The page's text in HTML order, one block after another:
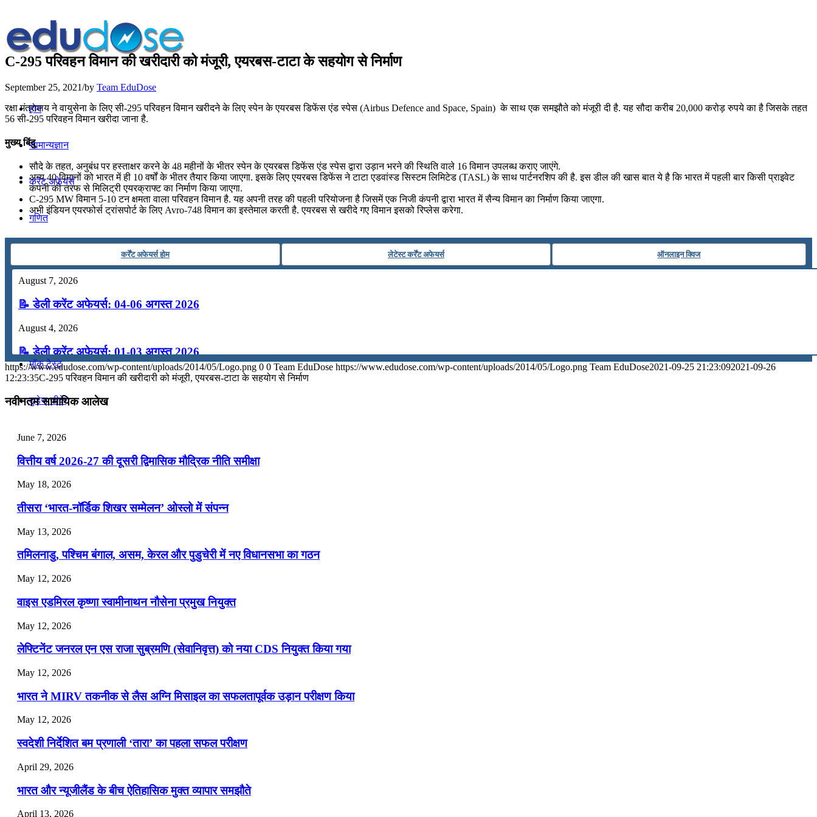
होम
सामान्यज्ञान
करेंट अफेयर्स
गणित
अंग्रेजी
मॉक टेस्ट
टुडेज जीके
Menu Menu
C-295 परिवहन विमान की खरीदारी को मंजूरी, एयरबस-टाटा के सहयोग से निर्माण
September 25, 2021/by Team EduDose
रक्षा मंत्रालय ने वायुसेना के लिए सी-295 परिवहन विमान खरीदने के लिए स्पेन के एयरबस डिफेंस एंड स्पेस (Airbus Defence and Space, Spain) के साथ एक समझौते को मंजूरी दी है. यह सौदा करीब 20,000 करोड़ रुपये का है जिसके तहत
56 सी-295 परिवहन विमान खरीदा जाना है.
मुख्य बिंदु
सौदे के तहत, अनुबंध पर हस्ताक्षर करने के 48 महीनों के भीतर स्पेन के एयरबस डिफेंस एंड स्पेस द्वारा उड़ान भरने की स्थिति वाले 16 विमान उपलब्ध कराए जाएंगे.
अन्य 40 विमानों को भारत में ही 10 वर्षों के भीतर तैयार किया जाएगा. इसके लिए एयरबस डिफेंस ने टाटा एडवांस्ड सिस्टम लिमिटेड (TASL) के साथ पार्टनरशिप की है. इस डील की खास बात ये है कि भारत में पहली बार किसी प्राइवेट
कंपनी की तरफ से मिलिट्री एयरक्राफ्ट का निर्माण किया जाएगा.
C-295 MW विमान 5-10 टन क्षमता वाला परिवहन विमान है. यह अपनी तरह की पहली परियोजना है जिसमें एक निजी कंपनी द्वारा भारत में सैन्य विमान का निर्माण किया जाएगा.
अभी इंडियन एयरफोर्स ट्रांसपोर्ट के लिए Avro-748 विमान का इस्तेमाल करती है. एयरबस से खरीदे गए विमान इसको रिप्लेस करेगा.
कर्रेंट अफेयर्स होम लेटेस्ट कर्रेंट अफेयर्स ऑनलाइन क्विज
August 7, 2026
📝 डेली करेंट अफेयर्स: 04-06 अगस्त 2026
August 4, 2026
📝 डेली करेंट अफेयर्स: 01-03 अगस्त 2026
July 31, 2026
📝 डेली करेंट अफेयर्स: 28-31 जुलाई 2026
📝 डेली करेंट अफेयर्स: 25-27 जुलाई 2026
July 25, 2026
📝 डेली करेंट अफेयर्स: 22-24 जुलाई 2026
July 22, 2026
📝 डेली करेंट अफेयर्स: 19-21 जुलाई 2026
July 19, 2026
📝 डेली करेंट अफेयर्स: 16-18 जुलाई 2026
https://www.edudose.com/wp-content/uploads/2014/05/Logo.png 0 0 Team EduDose https://www.edudose.com/wp-content/uploads/2014/05/Logo.png Team EduDose2021-09-25 21:23:092021-09-26
12:23:35C-295 परिवहन विमान की खरीदारी को मंजूरी, एयरबस-टाटा के सहयोग से निर्माण
नवीनतम सामायिक आलेख
June 7, 2026
वित्तीय वर्ष 2026-27 की दूसरी द्विमासिक मौद्रिक नीति समीक्षा
May 18, 2026
तीसरा ‘भारत-नॉर्डिक शिखर सम्मेलन’ ओस्लो में संपन्न
May 13, 2026
तमिलनाडु, पश्चिम बंगाल, असम, केरल और पुडुचेरी में नए विधानसभा का गठन
May 12, 2026
वाइस एडमिरल कृष्णा स्वामीनाथन नौसेना प्रमुख नियुक्त
May 12, 2026
लेफ्टिनेंट जनरल एन एस राजा सुब्रमणि (सेवानिवृत्त) को नया CDS नियुक्त किया गया
May 12, 2026
भारत ने MIRV तकनीक से लैस अग्नि मिसाइल का सफलतापूर्वक उड़ान परीक्षण किया
May 12, 2026
स्वदेशी निर्देशित बम प्रणाली ‘तारा’ का पहला सफल परीक्षण
April 29, 2026
भारत और न्यूजीलैंड के बीच ऐतिहासिक मुक्त व्यापार समझौते
April 13, 2026